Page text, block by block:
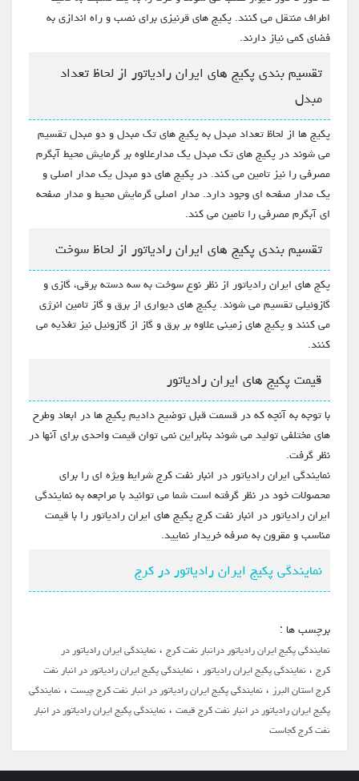
اطراف منتقل می کنند. پکیج های قرنیزی برای نصب و راه اندازی به
فضای کمی نیاز دارند.
تقسیم بندی پکیج های ایران رادیاتور از لحاظ تعداد
مبدل
پکیج ها از لحاظ تعداد مبدل به پکیج های تک مبدل و دو مبدل تقسیم
می شوند در پکیج های تک مبدل یک مدارعلاوه بر گرمایش محیط آبگرم
مصرفی را نیز تامین می کند. در پکیج های دو مبدل یک مدار اصلی و
یک مدار صفحه ای وجود دارد. مدار اصلی گرمایش محیط و مدار صفحه
ای آبگرم مصرفی را تامین می کند.
تقسیم بندی پکیج های ایران رادیاتور از لحاظ سوخت
پکج های ایران رادیاتور از نظر نوع سوخت به سه دسته برقی، گازی و
گازوئیلی تقسیم می شوند. پکیج های دیواری از برق و گاز تامین انرژی
می کنند و پکیج های زمینی علاوه بر برق و گاز از گازوئیل نیز تغذیه می
کنند.
قیمت پکیج های ایران رادیاتور
با توجه به آنچه که در قسمت قبل توضیح دادیم پکیج ها در ابعاد وطرح
های مختلفی تولید می شوند بنابراین نمی توان قیمت واحدی برای آنها در
نظر گرفت.
نمایندگی ایران رادیاتور در انبار نفت کرج شرایط ویژه ای را برای
محصولات خود در نظر گرفته است شما می توانید با مراجعه به نمایندگی
ایران رادیاتور در انبار نفت کرج پکیج های ایران رادیاتور را با قیمت
مناسب و مقرون به صرفه خریدار نمایید.
نمایندگی پکیج ایران رادیاتور در کرج
برچسب ها :
نمایندگی پکیج ایران رادیاتور درانبار نفت کرج،نمایندگی ایران رادیاتور در
کرج،نمایندگی پکیج ایران رادیاتور،نمایندگی پکیج ایران رادیاتور در انبار نفت
کرج استان البرز،نمایندگی پکیج ایران رادیاتور در انبار نفت کرج چیست،نمایندگی
پکیج ایران رادیاتور در انبار نفت کرج قیمت،نمایندگی پکیج ایران رادیاتور در انبار
نفت کرج کجاست